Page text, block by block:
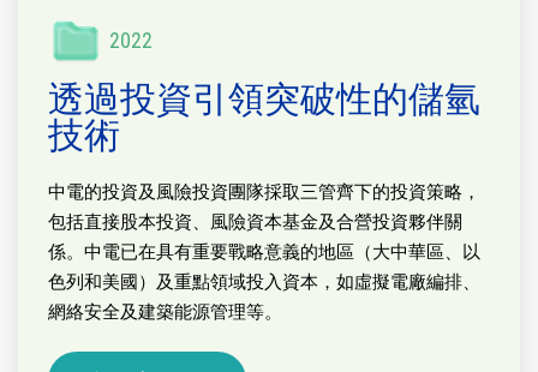
2022
透過投資引領突破性的儲氫
技術
中電的投資及風險投資團隊採取三管齊下的投資策略，
包括直接股本投資、風險資本基金及合營投資夥伴關
係。中電已在具有重要戰略意義的地區（大中華區、以
色列和美國）及重點領域投入資本，如虛擬電廠編排、
網絡安全及建築能源管理等。